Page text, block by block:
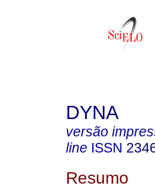
DYNA
versão
line ISSN
Resumo